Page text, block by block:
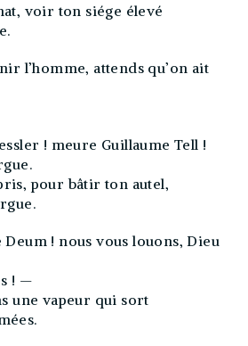
voir ton siége élevé
l’homme, attends qu’on ait
! meure Guillaume Tell !
pour bâtir ton autel,
! nous vous louons, Dieu
! —
une vapeur qui sort